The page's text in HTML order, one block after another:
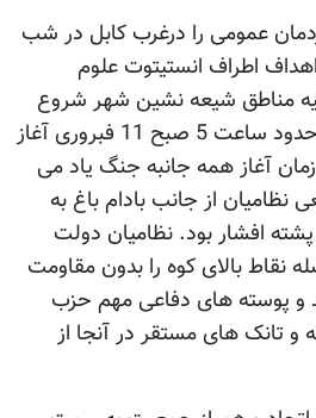
عمومی را درغرب کابل در شب
فبروری 1993 به اهداف اطراف انستیتوت علوم
مناطق شیعه نشین شهر شروع
کردند. پیشروی نظامیان حدود ساعت 5 صبح 11 فبروری آغاز
آغاز همه جانبه جنگ یاد می
از جانب بادام باغ به
پشته افشار بود. نظامیان دولت
نقاط بالای کوه را بدون مقاومت
و پوسته های دفاعی مهم حزب
تانک های مستقر در آنجا از